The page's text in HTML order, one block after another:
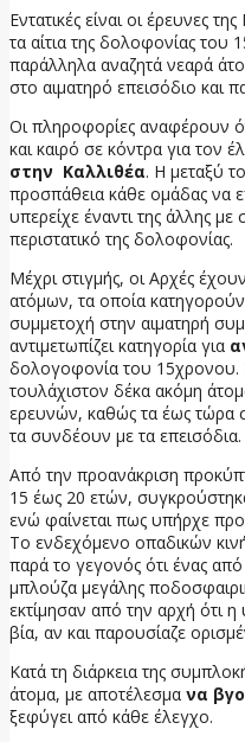
Εντατικές είναι οι έρευνες
τα αίτια της δολοφονίας
παράλληλα αναζητά νεαρά
στο αιματηρό επεισόδιο και
Οι πληροφορίες αναφέρουν
και καιρό σε κόντρα για τον
στην Καλλιθέα. Η μεταξύ
προσπάθεια κάθε ομάδας να
υπερείχε έναντι της άλλης
περιστατικό της δολοφονίας.
Μέχρι στιγμής, οι Αρχές
ατόμων, τα οποία
συμμετοχή στην αιματηρή
αντιμετωπίζει κατηγορία για
δολογοφονία του
τουλάχιστον δέκα ακόμη
ερευνών, καθώς τα έως τώρα
τα συνδέουν με τα επεισόδια.
Από την προανάκριση
15 έως 20 ετών,
ενώ φαίνεται πως υπήρχε
Το ενδεχόμενο οπαδικών
παρά το γεγονός ότι ένας
μπλούζα μεγάλης
εκτίμησαν από την αρχή ότι
βία, αν και παρουσίαζε
Κατά τη διάρκεια της
άτομα, με αποτέλεσμα να
ξεφύγει από κάθε έλεγχο.